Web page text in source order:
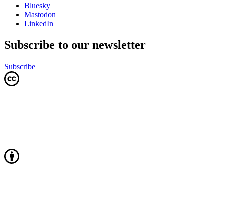
Bluesky
Mastodon
LinkedIn
Subscribe to our newsletter
Subscribe